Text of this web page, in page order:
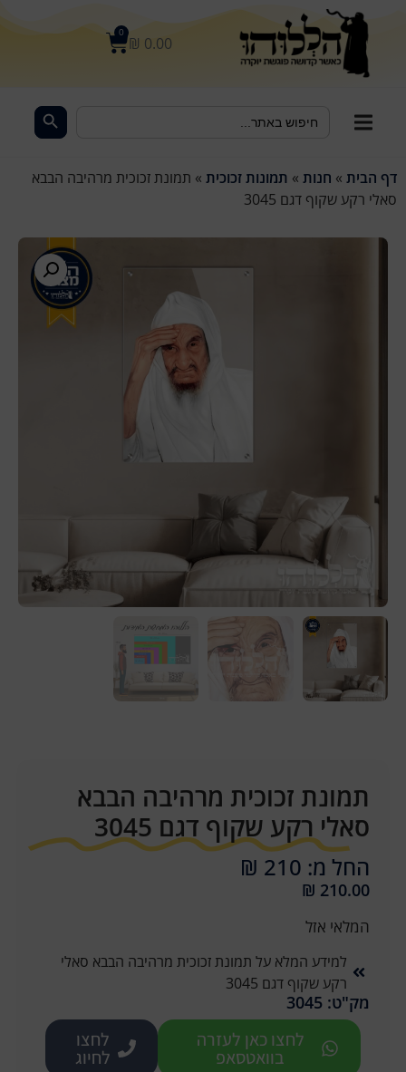
₪ 0.00
0
for:
דף הבית » חנות » תמונות זכוכית » תמונת זכוכית מרהיבה הבבא
סאלי רקע שקוף דגם 3045
תמונת זכוכית מרהיבה הבבא
סאלי רקע שקוף דגם 3045
החל מ: 210 ₪
₪ 210.00
המלאי אזל
למידע המלא על תמונת זכוכית מרהיבה הבבא סאלי
רקע שקוף דגם 3045
מק"ט: 3045
לחצו כאן לעזרה
בוואטסאפ
לחצו
לחיוג